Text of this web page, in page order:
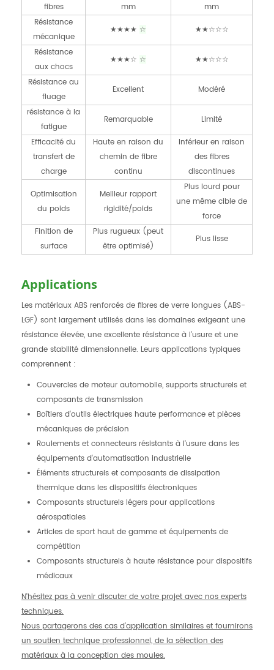
fibres
mm
mm
Résistance
mécanique
★★★★ ☆
★★☆☆☆
Résistance
aux chocs
★★★☆ ☆
★★☆☆☆
Résistance au
fluage
Excellent
Modéré
résistance à la
fatigue
Remarquable
Limité
Efficacité du
transfert de
charge
Haute en raison du
chemin de fibre
continu
Inférieur en raison
des fibres
discontinues
Optimisation
du poids
Meilleur rapport
rigidité/poids
Plus lourd pour
une même cible de
force
Finition de
surface
Plus rugueux (peut
être optimisé)
Plus lisse
Applications
Les matériaux ABS renforcés de fibres de verre longues (ABS-
LGF) sont largement utilisés dans les domaines exigeant une
résistance élevée, une excellente résistance à l'usure et une
grande stabilité dimensionnelle. Leurs applications typiques
comprennent :
Couvercles de moteur automobile, supports structurels et
composants de transmission
Boîtiers d'outils électriques haute performance et pièces
mécaniques de précision
Roulements et connecteurs résistants à l'usure dans les
équipements d'automatisation industrielle
Éléments structurels et composants de dissipation
thermique dans les dispositifs électroniques
Composants structurels légers pour applications
aérospatiales
Articles de sport haut de gamme et équipements de
compétition
Composants structurels à haute résistance pour dispositifs
médicaux
N'hésitez pas à venir discuter de votre projet avec nos experts
techniques.
Nous partagerons des cas d'application similaires et fournirons
un soutien technique professionnel, de la sélection des
matériaux à la conception des moules.